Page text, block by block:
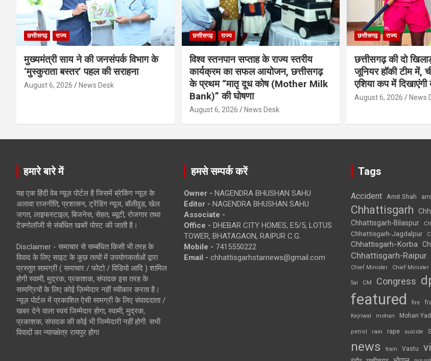
छत्तीसगढ़ राज्य
मुख्यमंत्री साय ने की जनसंपर्क विभाग के
‘मुस्कुराता बस्तर’ पहल की सराहना
August 6, 2026 News Desk
छत्तीसगढ़ राज्य
विश्व स्तनपान सप्ताह के राज्य स्तरीय
कार्यक्रम का सफल आयोजन, छत्तीसगढ़
के प्रथम “मातृ दूध कोष (Mother Milk
Bank)” की घोषणा
August 6, 2026 News Desk
छत्तीसगढ़ राज्य
छत्तीसगढ़ की दो
जूनियर हॉकी टीम में,
एशिया कप में दिखाएंगी
August 6, 2026 News
हमारे बारे में
यह एक हिंदी वेब न्यूज़ पोर्टल है जिसमें ब्रेकिंग न्यूज़ के
अलावा राजनीति, प्रशासन, ट्रेंडिंग न्यूज, बॉलीवुड, खेल
जगत, लाइफस्टाइल, बिजनेस, सेहत, ब्यूटी, रोजगार तथा
टेक्नोलॉजी से संबंधित खबरें पोस्ट की जाती है।
Disclaimer - समाचार से सम्बंधित किसी भी तरह के
विवाद के लिए साइट के कुछ तत्वों में उपयोगकर्ताओं द्वारा
प्रस्तुत सामग्री ( समाचार / फोटो / विडियो आदि ) शामिल
होगी स्वामी, मुद्रक, प्रकाशक, संपादक इस तरह के
सामग्रियों के लिए कोई ज़िम्मेदार नहीं स्वीकार करता है।
न्यूज़ पोर्टल में प्रकाशित ऐसी सामग्री के लिए संवाददाता /
खबर देने वाला स्वयं जिम्मेदार होगा, स्वामी, मुद्रक,
प्रकाशक, संपादक की कोई भी जिम्मेदारी नहीं होगी. सभी
विवादों का न्यायक्षेत्र रायपुर होगा
हमसे सम्पर्क करें
Owner - NAGENDRA BHUSHAN SAHU
Editor - NAGENDRA BHUSHAN SAHU
Associate -
Office - DHEBAR CITY HOMES, E5/5, LOTUS
TOWER, BHATAGAON, RAIPUR C.G.
Mobile - 7415550222
Email - chhattisgarhstarnews@gmail.com
Tags
Accident Amit Shah
Chhattisgarh
Chhattisgarh-Bilaspur
Chhattisgarh-Jagdalpur
Chhattisgarh-Korba
Chhattisgarh-Raipur
Chief Minister
Chief Minister
Sai CM Congress
featured fire
Kejriwal mohan Mohan
petrol rain rape suicide
news
train Vastu